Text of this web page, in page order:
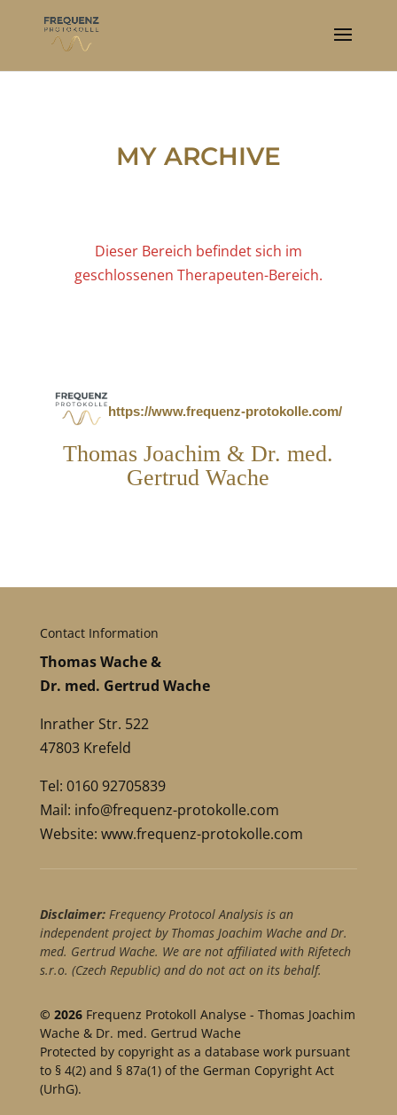
MY ARCHIVE
Dieser Bereich befindet sich im
geschlossenen Therapeuten-Bereich.
https://www.frequenz-protokolle.com/
Thomas Joachim & Dr. med.
Gertrud Wache
Contact Information
Thomas Wache &
Dr. med. Gertrud Wache
Inrather Str. 522
47803 Krefeld
Tel: 0160 92705839
Mail: info@frequenz-protokolle.com
Website: www.frequenz-protokolle.com
Disclaimer:Frequency Protocol Analysis is an
independent project by Thomas Joachim Wache and Dr.
med. Gertrud Wache. We are not affiliated with Rifetech
s.r.o. (Czech Republic) and do not act on its behalf.
© 2026 Frequenz Protokoll Analyse - Thomas Joachim
Wache & Dr. med. Gertrud Wache
Protected by copyright as a database work pursuant
to § 4(2) and § 87a(1) of the German Copyright Act
(UrhG).